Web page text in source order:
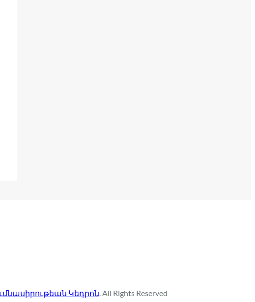
Կեդրոն. All Rights Reserved